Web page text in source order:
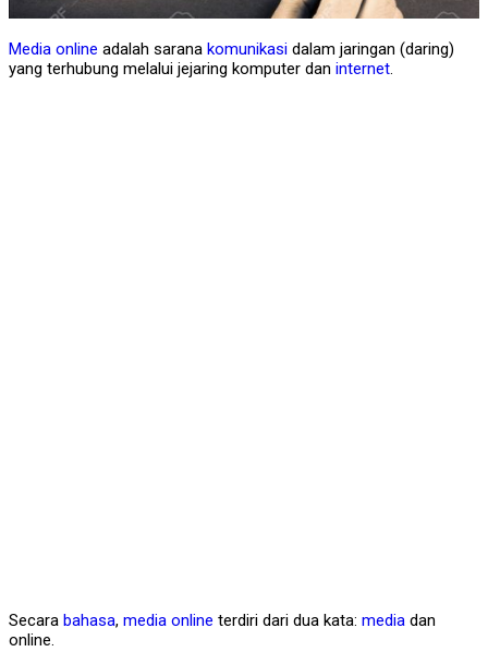
Media online adalah sarana komunikasi dalam jaringan (daring)
yang terhubung melalui jejaring komputer dan internet.
Secara bahasa, media online terdiri dari dua kata: media dan
online.